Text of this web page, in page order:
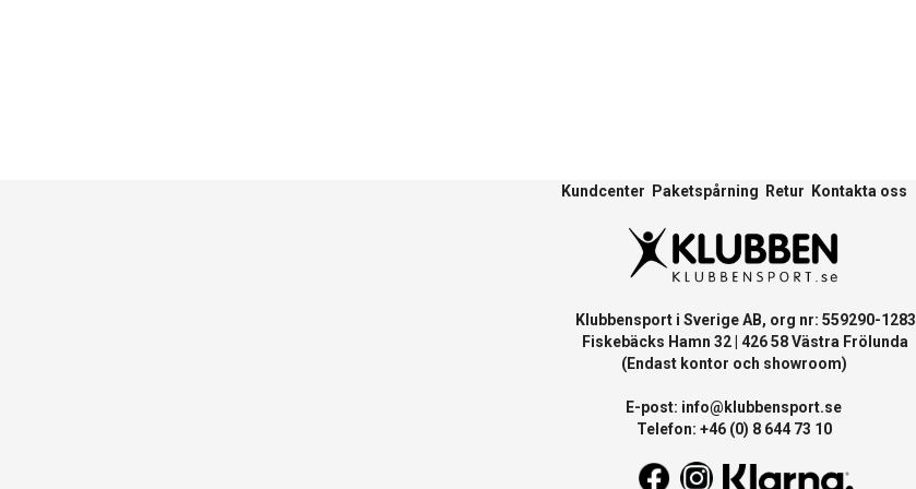
Kundcenter Paketspårning Retur Kontakta oss
Klubbensport i Sverige AB, org nr: 559290-1283
Fiskebäcks Hamn 32 | 426 58 Västra Frölunda
(Endast kontor och showroom)
E-post: info@klubbensport.se
Telefon: +46 (0) 8 644 73 10